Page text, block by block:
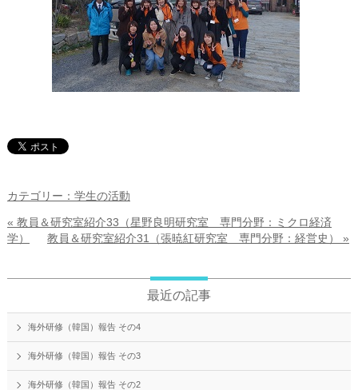
カテゴリー：学生の活動
« 教員＆研究室紹介33（星野良明研究室 専門分野：ミクロ経済
学）
教員＆研究室紹介31（張暁紅研究室 専門分野：経営史） »
最近の記事
海外研修（韓国）報告 その4
海外研修（韓国）報告 その3
海外研修（韓国）報告 その2